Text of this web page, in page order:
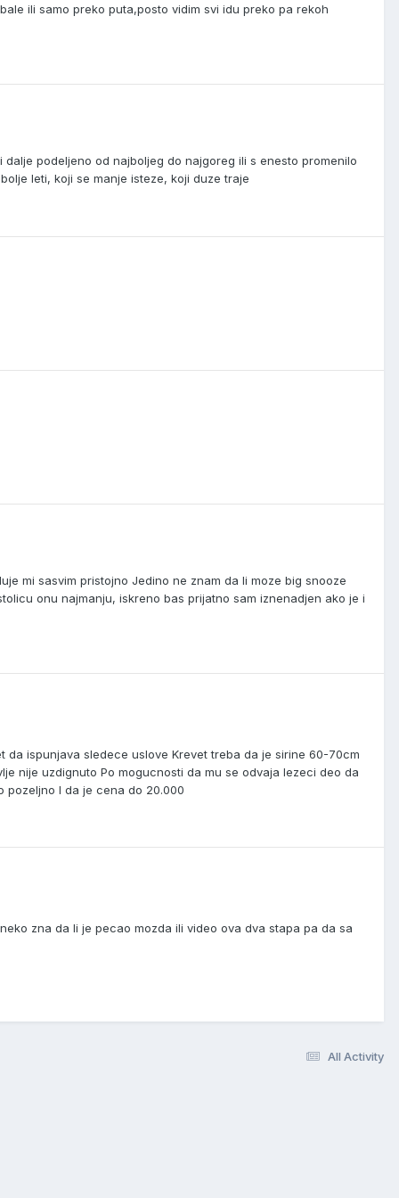
ili samo preko puta,posto vidim svi idu preko pa rekoh
podeljeno od najboljeg do najgoreg ili s enesto promenilo
leti, koji se manje isteze, koji duze traje
mi sasvim pristojno Jedino ne znam da li moze big snooze
onu najmanju, iskreno bas prijatno sam iznenadjen ako je i
ispunjava sledece uslove Krevet treba da je sirine 60-70cm
nije uzdignuto Po mogucnosti da mu se odvaja lezeci deo da
pozeljno I da je cena do 20.000
zna da li je pecao mozda ili video ova dva stapa pa da sa
All Activity